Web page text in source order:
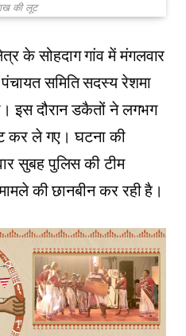
की लूट
के सोहदाग गांव में मंगलवार
समिति सदस्य रेशमा
इस दौरान डकैतों ने लगभग
कर ले गए। घटना की
सुबह पुलिस की टीम
की छानबीन कर रही है।